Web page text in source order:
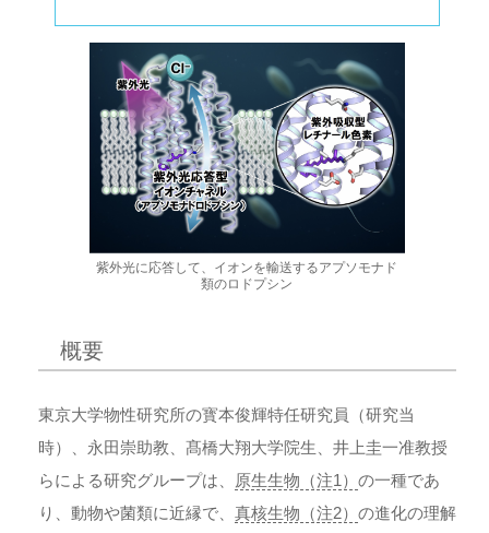
紫外光に応答して、イオンを輸送するアプソモナド
類のロドプシン
概要
東京大学物性研究所の寳本俊輝特任研究員（研究当
時）、永田崇助教、髙橋大翔大学院生、井上圭一准教授
らによる研究グループは、
原生生物（注1） の一種であ
り、動物や菌類に近縁で、 真核生物（注2） の進化の理解